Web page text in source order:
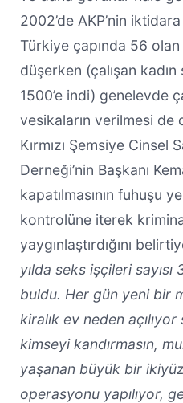
2002’de AKP’nin
Türkiye çapında 56 olan
düşerken (çalışan kadın
1500’e indi) genelevde
vesikaların verilmesi de
Kırmızı Şemsiye Cinsel
Derneği’nin Başkanı
kapatılmasının fuhuşu
kontrolüne iterek
yaygınlaştırdığını
yılda seks işçileri
buldu. Her gün yeni bir
kiralık ev neden
kimseyi kandırmasın,
yaşanan büyük bir
operasyonu yapılıyor,